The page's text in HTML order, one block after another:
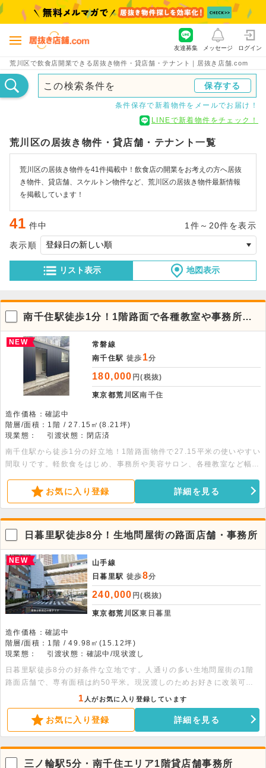
荒川区で飲食店開業できる居抜き物件・貸店舗・テナント｜居抜き店舗.com
友達募集 メッセージ ログイン
この検索条件を 保存する
条件保存で新着物件をメールでお届け！
LINEで新着物件をチェック！
荒川区の居抜き物件・貸店舗・テナント一覧
荒川区の居抜き物件を41件掲載中！飲食店の開業をお考えの方へ居抜
き物件、貸店舗、スケルトン物件など、荒川区の居抜き物件最新情報
を掲載しています！
41 件中 1件～20件を表示
リスト表示 地図表示
表示順
南千住駅徒歩1分！1階路面で各種教室や事務所に
最適
NEW
常磐線
南千住駅 徒歩 1分
180,000 円(税抜)
東京都荒川区南千住
造作価格：確認中
階層/面積：1階 / 27.15㎡(8.21坪)
現業態：
引渡状態：閉店済
南千住駅から徒歩1分の好立地！1階路面物件で27.15平米の使いやすい
間取りです。軽飲食をはじめ、事務所や美容サロン、各種教室など幅広
お気に入り登録 詳細を見る
日暮里駅徒歩8分！生地問屋街の路面店舗・事務所
NEW
山手線
日暮里駅 徒歩8分
240,000 円(税抜)
東京都荒川区東日暮里
造作価格：確認中
階層/面積：1階 / 49.98㎡(15.12坪)
現業態：
引渡状態：確認中/現状渡し
日暮里駅徒歩8分の好条件な立地です。人通りの多い生地問屋街の1階
路面店舗で、専有面積は約50平米。現況渡しのためお好きに改装可能
です。飲食不可物件となります。ぜひ気軽にお問い合わせください。
1 人がお気に入り登録しています
お気に入り登録 詳細を見る
三ノ輪駅5分・南千住エリア1階貸店舗事務所